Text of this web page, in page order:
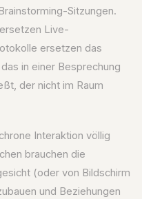
Sitzungen.
Live-
ersetzen das
in einer Besprechung
der nicht im Raum
Interaktion völlig
brauchen die
(oder von Bildschirm
und Beziehungen